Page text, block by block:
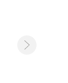
Следующая